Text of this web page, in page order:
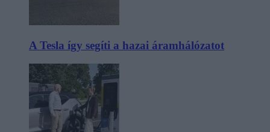
A Tesla így segíti a hazai áramhálózatot